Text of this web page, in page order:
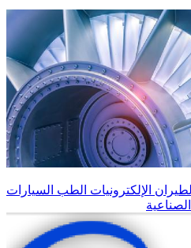
الطيران الإلكترونيات الطب السيارات
الصناعية